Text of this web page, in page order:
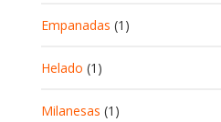
Empanadas (1)
Helado (1)
Milanesas (1)